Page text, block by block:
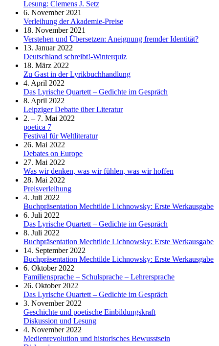
Lesung: Clemens J. Setz
6. November 2021
Verleihung der Akademie-Preise
18. November 2021
Verstehen und Übersetzen: Aneignung fremder Identität?
13. Januar 2022
Deutschland schreibt!-Winterquiz
18. März 2022
Zu Gast in der Lyrikbuchhandlung
4. April 2022
Das Lyrische Quartett – Gedichte im Gespräch
8. April 2022
Leipziger Debatte über Literatur
2. – 7. Mai 2022
poetica 7
Festival für Weltliteratur
26. Mai 2022
Debates on Europe
27. Mai 2022
Was wir denken, was wir fühlen, was wir hoffen
28. Mai 2022
Preisverleihung
4. Juli 2022
Buchpräsentation Mechtilde Lichnowsky: Erste Werkausgabe
6. Juli 2022
Das Lyrische Quartett – Gedichte im Gespräch
8. Juli 2022
Buchpräsentation Mechtilde Lichnowsky: Erste Werkausgabe
14. September 2022
Buchpräsentation Mechtilde Lichnowsky: Erste Werkausgabe
6. Oktober 2022
Familiensprache – Schulsprache – Lehrersprache
26. Oktober 2022
Das Lyrische Quartett – Gedichte im Gespräch
3. November 2022
Geschichte und poetische Einbildungskraft
Diskussion und Lesung
4. November 2022
Medienrevolution und historisches Bewusstsein